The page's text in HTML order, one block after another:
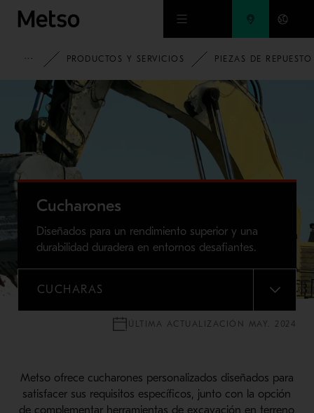
Ir al contenido principal
HOME
PRODUCTOS Y SERVICIOS PIEZAS DE
Cucharones
Diseñados para un rendimiento superior y una
durabilidad duradera en entornos desafiantes.
CUCHARAS
MENU
ÚLTIMA ACTUALIZACIÓN MAY. 2024
Metso ofrece cucharones personalizados diseñados para
satisfacer sus requisitos específicos, junto con la opción
de complementar herramientas de excavación en terreno